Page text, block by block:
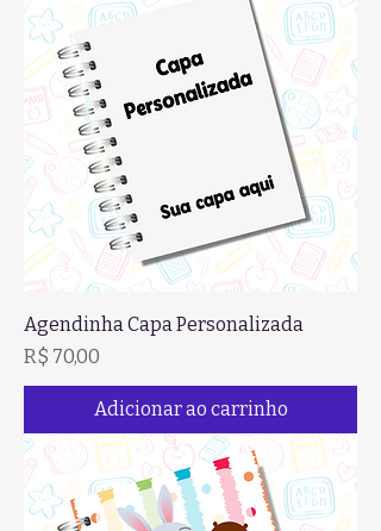
Agendinha Capa Personalizada
Preço
R$ 70,00
Adicionar ao carrinho